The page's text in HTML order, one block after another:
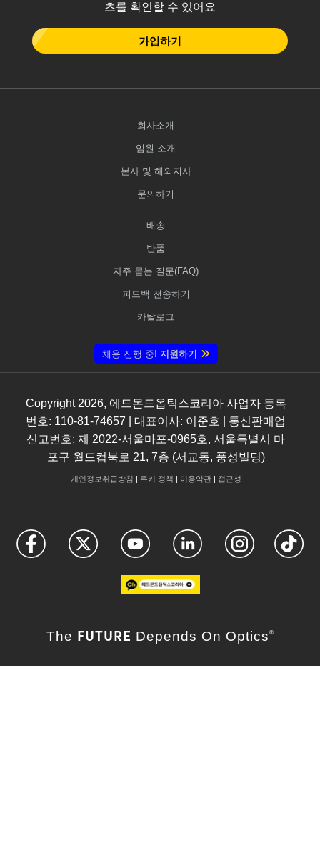
츠를 확인할 수 있어요
가입하기
회사소개
임원 소개
본사 및 해외지사
문의하기
배송
반품
자주 묻는 질문(FAQ)
피드백 전송하기
카탈로그
채용 진행 중! 지원하기
Copyright 2026, 에드몬드옵틱스코리아 사업자 등록
번호: 110-81-74657 | 대표이사: 이준호 | 통신판매업
신고번호: 제 2022-서울마포-0965호, 서울특별시 마
포구 월드컵북로 21, 7층 (서교동, 풍성빌딩)
개인정보취급방침 쿠키 정책 이용약관| 접근성
The FUTURE Depends On Optics ®